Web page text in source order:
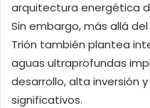
arquitectura energética
Sin embargo, más allá
Trión también plantea
aguas ultraprofundas
desarrollo, alta inversión
significativos.